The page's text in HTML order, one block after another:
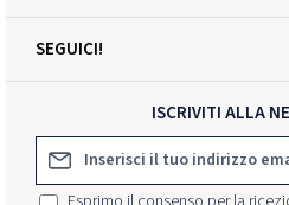
ISCRIVITI ALLA
Indirizzo e-mail*
SEGUICI!